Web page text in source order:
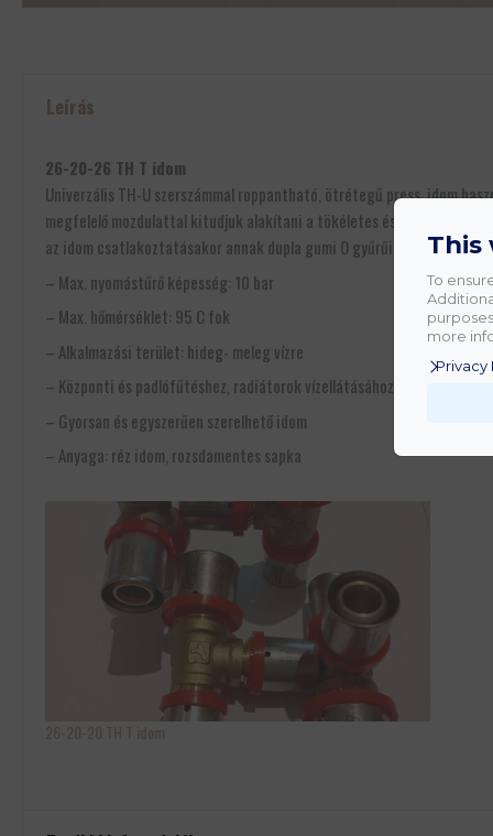
Leírás
26-20-26 TH T idom
Univerzális TH-U szerszámmal roppantható, ötrétegű press idom
megfelelő mozdulattal kitudjuk alakítani a tökéletes és sorjamentes
az idom csatlakoztatásakor annak dupla gumi O gyűrűi nem sérülnek.
– Max. nyomástűrő képesség: 10 bar
– Max. hőmérséklet: 95 C fok
– Alkalmazási terület: hideg- meleg vízre
– Központi és padlófűtéshez, radiátorok vízellátásához
– Gyorsan és egyszerűen szerelhető idom
– Anyaga: réz idom, rozsdamentes sapka
26-20-20 TH T idom
This
To
more
Privacy